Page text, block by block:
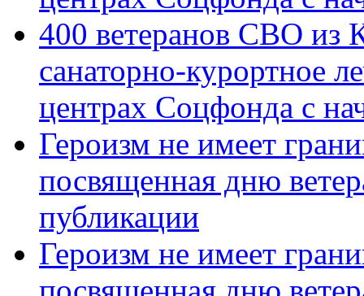
400 ветеранов СВО из
санаторно-курортное
центрах Соцфонда с
Героизм не имеет
посвященная дню
публикации
Героизм не имеет